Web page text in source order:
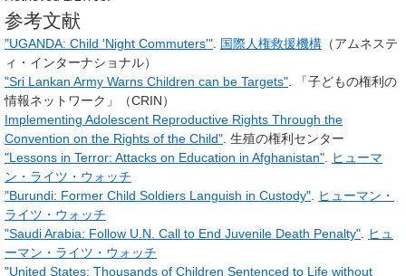
参考文献
"UGANDA: Child 'Night Commuters'". 国際人権救援機構 （アムネステ
ィ・インターナショナル）
"Sri Lankan Army Warns Children can be Targets". 「子どもの権利の
情報ネットワーク」（CRIN）
Implementing Adolescent Reproductive Rights Through the
Convention on the Rights of the Child". 生殖の権利センター
"Lessons in Terror: Attacks on Education in Afghanistan". ヒューマ
ン・ライツ・ウォッチ
"Burundi: Former Child Soldiers Languish in Custody". ヒューマン・
ライツ・ウォッチ
"Saudi Arabia: Follow U.N. Call to End Juvenile Death Penalty". ヒュ
ーマン・ライツ・ウォッチ
"United States: Thousands of Children Sentenced to Life without